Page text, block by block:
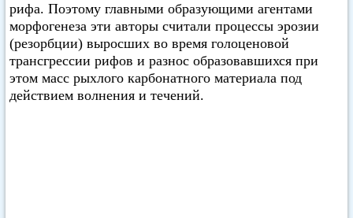
рифа. Поэтому главными образующими агентами
морфогенеза эти авторы считали процессы эрозии
(резорбции) выросших во время голоценовой
трансгрессии рифов и разнос образовавшихся при
этом масс рыхлого карбонатного материала под
действием волнения и течений.